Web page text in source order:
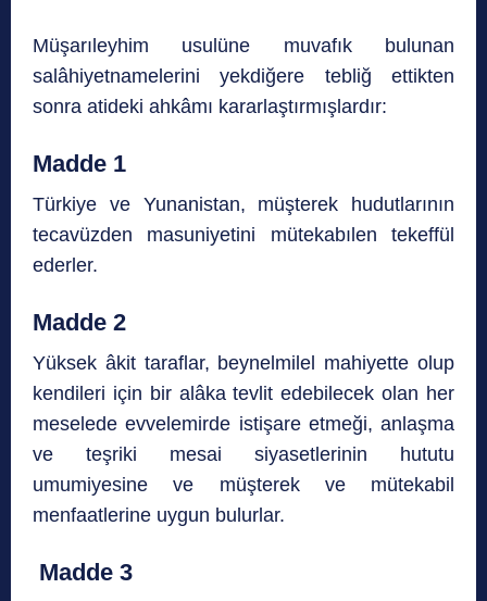
Müşarıleyhim usulüne muvafık bulunan
salâhiyetnamelerini yekdiğere tebliğ ettikten
sonra atideki ahkâmı kararlaştırmışlardır:
Madde 1
Türkiye ve Yunanistan, müşterek hudutlarının
tecavüzden masuniyetini mütekabılen tekeffül
ederler.
Madde 2
Yüksek âkit taraflar, beynelmilel mahiyette olup
kendileri için bir alâka tevlit edebilecek olan her
meselede evvelemirde istişare etmeği, anlaşma
ve teşriki mesai siyasetlerinin hututu
umumiyesine ve müşterek ve mütekabil
menfaatlerine uygun bulurlar.
Madde 3